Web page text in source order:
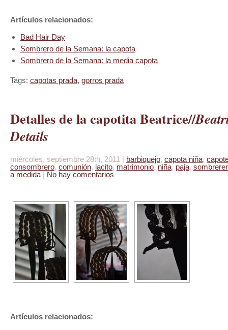
Artículos relacionados:
Bad Hair Day
Sombrero de la Semana: la capota
Sombrero de la Semana: la media capota
Tags: capotas prada, gorros prada
Detalles de la capotita Beatrice//
Details
miércoles, septiembre 28th, 2011 | barbiquejo, capota niña,
consombrero, comunión, lacito, matrimonio, niña, paja,
a medida | No hay comentarios
Artículos relacionados: